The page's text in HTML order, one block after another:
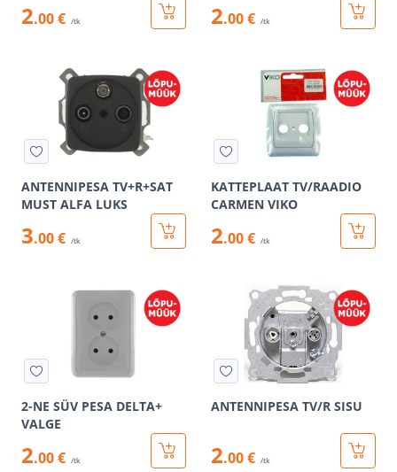
2.00 € /tk 2.00 € /tk
ANTENNIPESA TV+R+SAT
MUST ALFA LUKS
3.00 € /tk
KATTEPLAAT TV/RAADIO
CARMEN VIKO
2.00 € /tk
2-NE SÜV PESA DELTA+
VALGE
2.00 € /tk
ANTENNIPESA TV/R SISU
2.00 € /tk